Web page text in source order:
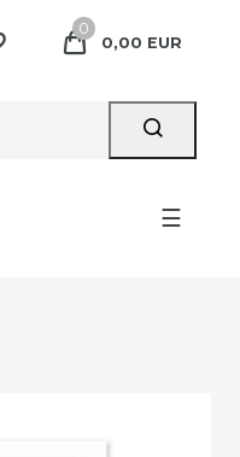
0
0,00 EUR
☰